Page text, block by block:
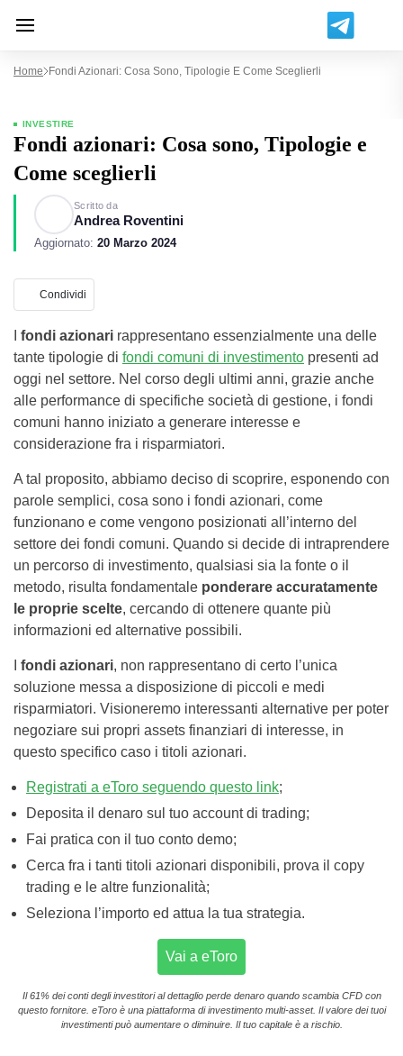
Home Fondi Azionari: Cosa Sono, Tipologie E Come Sceglierli
INVESTIRE
Fondi azionari: Cosa sono, Tipologie e
Come sceglierli
Scritto da
Andrea Roventini
Aggiornato: 20 Marzo 2024
Condividi
fondi azionari rappresentano essenzialmente una delle
tante tipologie di fondi comuni di investimento presenti ad
oggi nel settore. Nel corso degli ultimi anni, grazie anche
alle performance di specifiche società di gestione, i fondi
comuni hanno iniziato a generare interesse e
considerazione fra i risparmiatori.
A tal proposito, abbiamo deciso di scoprire, esponendo con
parole semplici, cosa sono i fondi azionari, come
funzionano e come vengono posizionati all’interno del
settore dei fondi comuni. Quando si decide di intraprendere
un percorso di investimento, qualsiasi sia la fonte o il
metodo, risulta fondamentale ponderare accuratamente
le proprie scelte, cercando di ottenere quante più
informazioni ed alternative possibili.
fondi azionari, non rappresentano di certo l’unica
soluzione messa a disposizione di piccoli e medi
risparmiatori. Visioneremo interessanti alternative per poter
negoziare sui propri assets finanziari di interesse, in
questo specifico caso i titoli azionari.
Registrati a eToro seguendo questo link;
Deposita il denaro sul tuo account di trading;
Fai pratica con il tuo conto demo;
Cerca fra i tanti titoli azionari disponibili, prova il copy
trading e le altre funzionalità;
Seleziona l’importo ed attua la tua strategia.
Vai a eToro
Il 61% dei conti degli investitori al dettaglio perde denaro quando scambia CFD con
questo fornitore. eToro è una piattaforma di investimento multi-asset. Il valore dei tuoi
investimenti può aumentare o diminuire. Il tuo capitale è a rischio.